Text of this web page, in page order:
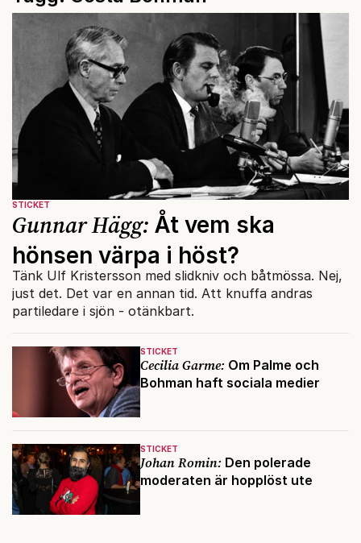
STICKET
Cecilia Garme: Om Palme och
Bohman haft sociala medier
STICKET
Johan Romin: Den polerade
moderaten är hopplöst ute
STICKET
Gunnar Hägg: Åt vem ska
hönsen värpa i höst?
Tänk Ulf Kristersson med slidkniv och båtmössa. Nej,
just det. Det var en annan tid. Att knuffa andras
partiledare i sjön - otänkbart.